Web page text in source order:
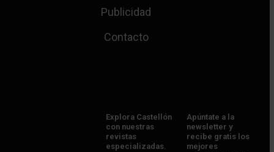
Publicidad
Contacto
Explora Castellón
con nuestras
revistas
especializadas.
Apúntate a la
newsletter y
recibe gratis los
mejores